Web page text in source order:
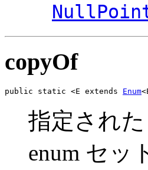
copyOf
public static <E extends Enum
指定され
enum セッ